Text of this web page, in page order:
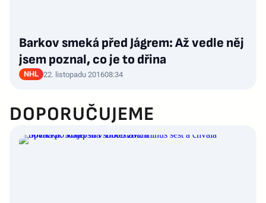
Barkov smeká před Jágrem: Až vedle něj
jsem poznal, co je to dřina
NHL 22. listopadu 201608:34
DOPORUČUJEME